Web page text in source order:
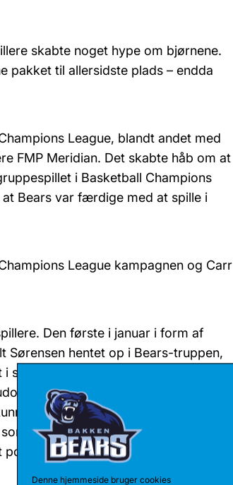
Denne hjemmeside bruger cookies
skabte noget hype om bjørnene.
til allersidste plads – endda
League, blandt andet med
FMP Meridian. Det skabte håb om at
i Basketball Champions
Bears var færdige med at spille i
League kampagnen og Carr
Den første i januar i form af
Sørensen hentet op i Bears-truppen,
at han blev hentet til
var der en gruppe unge
tage over. Især Noah Churchill og
sæsonen skred frem, selv om
idet han udgik med en